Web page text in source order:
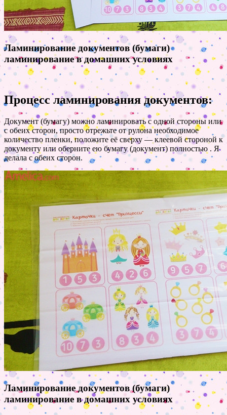
Ламинирование документов (бумаги)
ламинирование в домашних условиях
Процесс ламинирования документов:
Документ (бумагу) можно ламинировать с одной стороны или
с обеих сторон, просто отрежьте от рулона необходимое
количество пленки, положите её сверху — клеевой стороной к
документу или оберните ею бумагу (документ) полностью . Я
делала с обеих сторон.
Ламинирование документов (бумаги)
ламинирование в домашних условиях